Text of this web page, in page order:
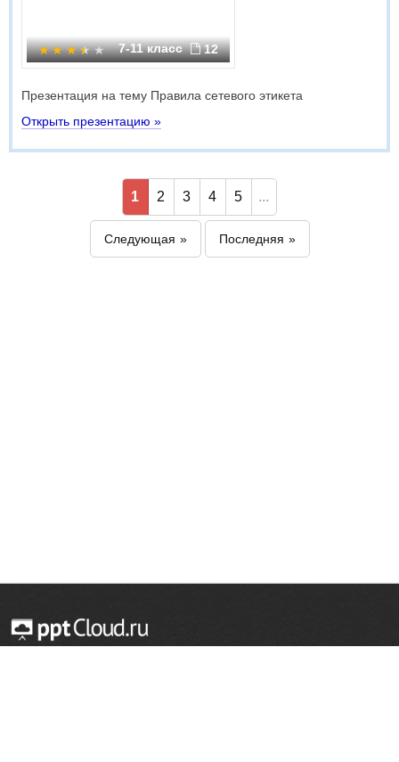
7-11 класс 12
Презентация на тему Правила сетевого этикета
Открыть презентацию »
1 2 3 4 5 ...
Следующая Последняя